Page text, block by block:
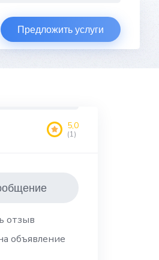
Предложить услуги
5,0
(1)
отзыв
объявление